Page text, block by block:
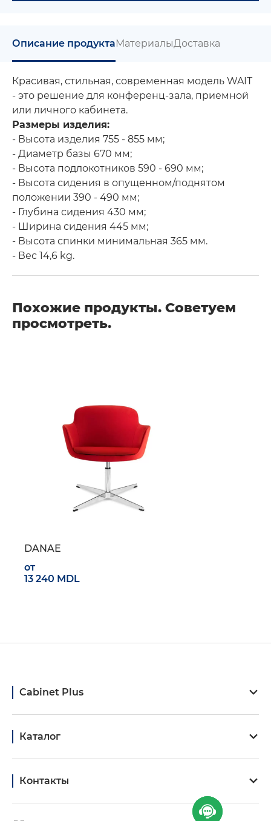
Описание продуктаМатериалыДоставка
Красивая, стильная, современная модель WAIT
- это решение для конференц-зала, приемной
или личного кабинета.
Размеры изделия:
- Высота изделия 755 - 855 мм;
- Диаметр базы 670 мм;
- Высота подлокотников 590 - 690 мм;
- Высота сидения в опущенном/поднятом
положении 390 - 490 мм;
- Глубина сидения 430 мм;
- Ширина сидения 445 мм;
- Высота спинки минимальная 365 мм.
- Вес 14,6 kg.
Похожие продукты. Советуем
просмотреть.
DANAE
от
13 240 MDL
Cabinet Plus
Каталог
Контакты